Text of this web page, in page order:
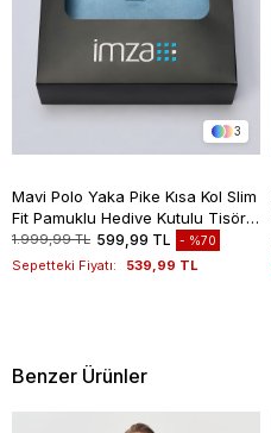
3
Mavi Polo Yaka Pike Kısa Kol Slim
Fit Pamuklu Hediye Kutulu Tişört
1011260169
1.999,99 TL 599,99 TL %70
Sepetteki Fiyatı: 539,99 TL
Benzer Ürünler